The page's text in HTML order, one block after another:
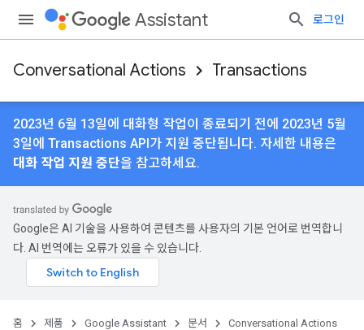
Assistant 로그인
Conversational Actions Transactions
2023년 6월 13일에 대화형 작업이 종료되기 전에 2023년 5월
3일에 Transactions API가 지원 중단됩니다. 자세한 내용은
대화 작업 지원 중단을 참고하세요.
Google은 AI 기술을 사용하여 콘텐츠를 사용자의 기본 언어로 번역합니
다. AI 번역에는 오류가 있을 수 있습니다.
홈 제품 Google Assistant 문서
Conversational Actions